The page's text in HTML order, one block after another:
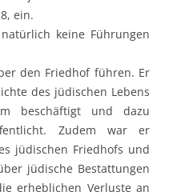
ein.
keine Führungen
den Friedhof führen. Er
des jüdischen Lebens
beschäftigt und dazu
Zudem war er
jüdischen Friedhofs und
jüdische Bestattungen
erheblichen Verluste an